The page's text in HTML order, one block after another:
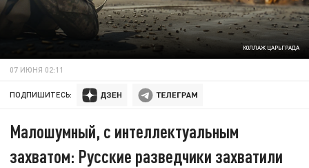
КОЛЛАЖ ЦАРЬГРАДА
07 ИЮНЯ 02:11
ПОДПИШИТЕСЬ:
Малошумный, с интеллектуальным
захватом: Русские разведчики захватили